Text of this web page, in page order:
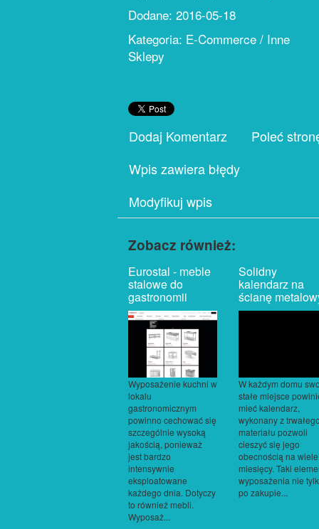
Dodane: 2016-05-18
Kategoria: E-Commerce / Inne
Sklepy
Dodaj Komentarz
Poleć
Wpis zawiera błędy
Modyfikuj wpis
Zobacz również:
Eurostal - meble
stalowe do
gastronomii
Wyposażenie kuchni w
lokalu
gastronomicznym
powinno cechować się
szczególnie wysoką
jakością, ponieważ
jest bardzo
intensywnie
eksploatowane
każdego dnia. Dotyczy
to również mebli.
Wyposaż...
Solidny
kalendarz na
ścianę
W każdym domu
stałe miejsce
mieć kalendarz,
wykonany z
materiału pozwoli
cieszyć się jego
obecnością na wiele
miesięcy. Taki
wyposażenia nie
po zakupie...